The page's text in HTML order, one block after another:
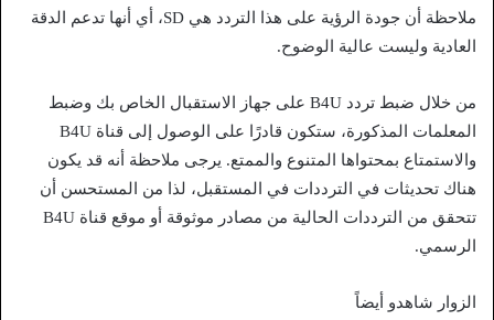
ملاحظة أن جودة الرؤية على هذا التردد هي SD، أي أنها تدعم الدقة
العادية وليست عالية الوضوح.
من خلال ضبط تردد B4U على جهاز الاستقبال الخاص بك وضبط
المعلمات المذكورة، ستكون قادرًا على الوصول إلى قناة B4U
والاستمتاع بمحتواها المتنوع والممتع. يرجى ملاحظة أنه قد يكون
هناك تحديثات في الترددات في المستقبل، لذا من المستحسن أن
تتحقق من الترددات الحالية من مصادر موثوقة أو موقع قناة B4U
الرسمي.
الزوار شاهدو أيضاً